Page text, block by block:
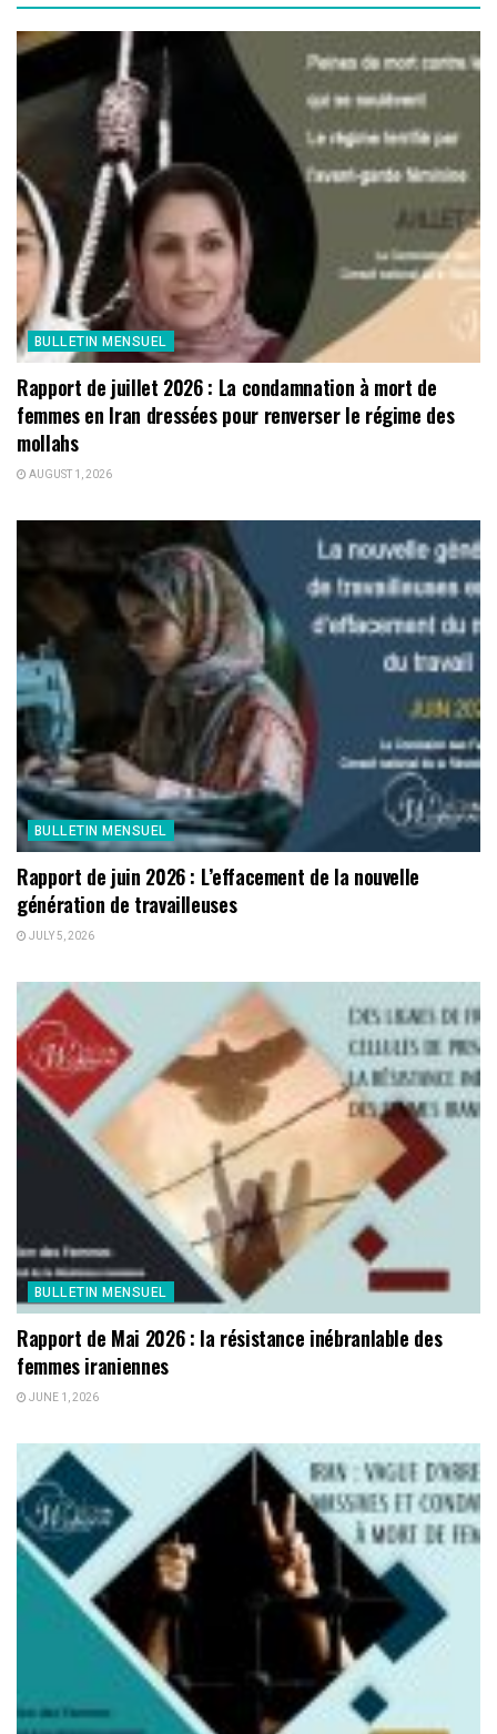
BULLETIN MENSUEL
Rapport de juillet 2026 : La condamnation à mort de
femmes en Iran dressées pour renverser le régime des
mollahs
AUGUST 1, 2026
BULLETIN MENSUEL
Rapport de juin 2026 : L’effacement de la nouvelle
génération de travailleuses
JULY 5, 2026
BULLETIN MENSUEL
Rapport de Mai 2026 : la résistance inébranlable des
femmes iraniennes
JUNE 1, 2026